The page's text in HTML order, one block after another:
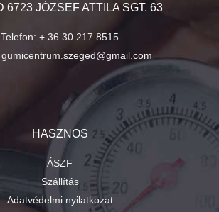
6723 JÓZSEF ATTILA SGT. 63
Telefon: + 36 30 217 8515
gumicentrum.szeged@gmail.com
HASZNOS
ÁSZF
Szállítás
Adatvédelmi nyilatkozat